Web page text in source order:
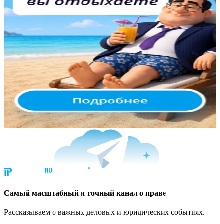
Cамый масштабный и точный канал о праве
Рассказываем о важных деловых и юридических событиях.